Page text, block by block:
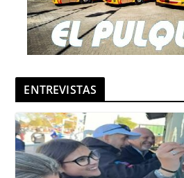
ENTREVISTAS